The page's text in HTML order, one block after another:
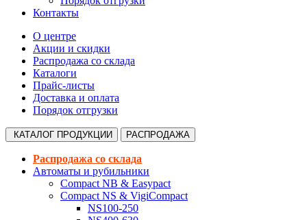
Контакты
О центре
Акции и скидки
Распродажа со склада
Каталоги
Прайс-листы
Доставка и оплата
Порядок отгрузки
КАТАЛОГ ПРОДУКЦИИ РАСПРОДАЖА
Распродажа со склада
Автоматы и рубильники
Compact NB & Easypact
Compact NS & VigiCompact
NS100-250